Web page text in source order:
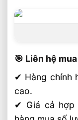
🎯 Liên hệ
✔ Hàng chính
cao.
✔ Giá cả hợp